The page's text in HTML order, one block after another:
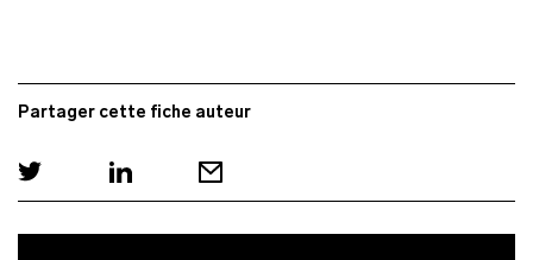
Partager cette fiche auteur